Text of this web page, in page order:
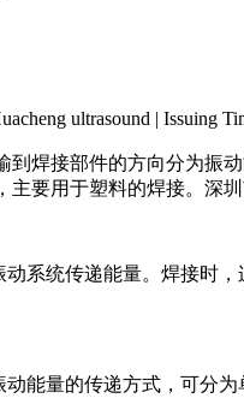
ultrasound | Issuing
到焊接部件的方向分为振
要用于塑料的焊接。深
系统传递能量。焊接时
能量的传递方式，可分